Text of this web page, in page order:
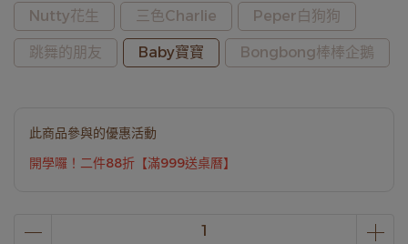
Nutty花生 三色Charlie Peper白狗狗
跳舞的朋友 Baby寶寶 Bongbong棒棒企鵝
此商品參與的優惠活動
開學囉！二件88折【滿999送桌曆】